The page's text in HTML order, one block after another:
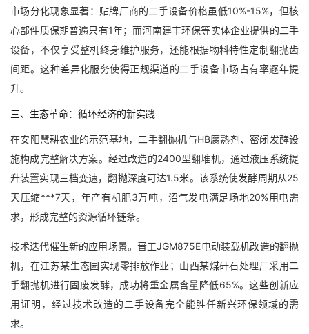
市场分化现象显著：贴牌厂商的二手设备价格虽低10%-15%，但核
心部件质保期普遍只有1年；而河南建丰环保等实体企业提供的二手
设备，不仅享受整机终身维护服务，还能根据物料特性定制翻抛齿
间距。这种差异化服务使得正规渠道的二手设备市场占有率逐年提
升。
三、生态革命：循环经济的新实践
在安阳慧耕农业的示范基地，二手翻抛机与HB腐熟剂、密闭发酵设
施构成完整解决方案。经过改造的2400型翻堆机，通过液压系统提
升装置实现三档变速，翻抛深度可达1.5米。该系统使发酵周期从25
天压缩***7天，年产有机肥3万吨，沼气发电满足场地20%用电需
求，形成完整的资源循环链条。
技术迭代催生新的应用场景。晋工JGM875E电动装载机改造的翻抛
机，在江苏某生态园实现零排放作业；山西某煤矸石处理厂采用二
手翻抛机进行固废发酵，成功将重金属含量降低65%。这些创新应
用证明，经过技术改造的二手设备完全能胜任新兴环保领域的需
求。